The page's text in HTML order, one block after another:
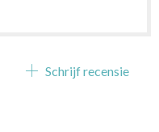
Schrijf recensie